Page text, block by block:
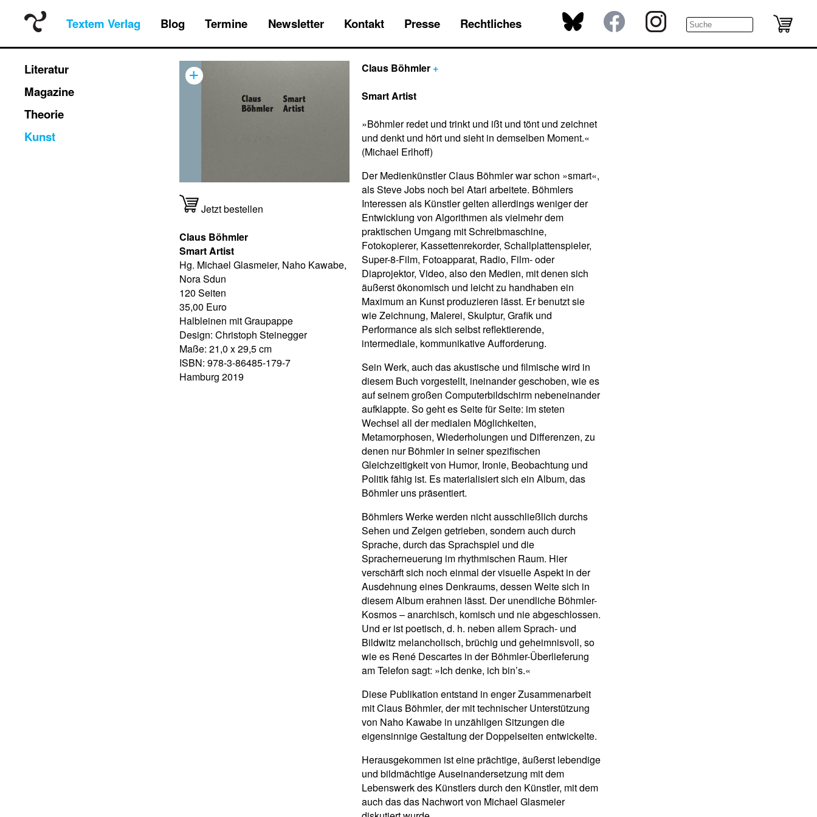
Textem Verlag Blog Termine Newsletter Kontakt Presse Rechtliches
Literatur
Magazine
Theorie
Kunst
+ Claus Böhmler +
Smart Artist
»Böhmler redet und trinkt und ißt und tönt und zeichnet
und denkt und hört und sieht in demselben Moment.«
(Michael Erlhoff)
Der Medienkünstler Claus Böhmler war schon »smart«,
als Steve Jobs noch bei Atari arbeitete. Böhmlers
Interessen als Künstler gelten allerdings weniger der
Entwicklung von Algorithmen als vielmehr dem
praktischen Umgang mit Schreibmaschine,
Fotokopierer, Kassettenrekorder, Schallplattenspieler,
Super-8-Film, Fotoapparat, Radio, Film- oder
Diaprojektor, Video, also den Medien, mit denen sich
äußerst ökonomisch und leicht zu handhaben ein
Maximum an Kunst produzieren lässt. Er benutzt sie
wie Zeichnung, Malerei, Skulptur, Grafik und
Performance als sich selbst reflektierende,
intermediale, kommunikative Aufforderung.
Sein Werk, auch das akustische und filmische wird in
diesem Buch vorgestellt, ineinander geschoben, wie es
auf seinem großen Computerbildschirm nebeneinander
aufklappte. So geht es Seite für Seite: im steten
Wechsel all der medialen Möglichkeiten,
Metamorphosen, Wiederholungen und Differenzen, zu
denen nur Böhmler in seiner spezifischen
Gleichzeitigkeit von Humor, Ironie, Beobachtung und
Politik fähig ist. Es materialisiert sich ein Album, das
Böhmler uns präsentiert.
Böhmlers Werke werden nicht ausschließlich durchs
Sehen und Zeigen getrieben, sondern auch durch
Sprache, durch das Sprachspiel und die
Spracherneuerung im rhythmischen Raum. Hier
verschärft sich noch einmal der visuelle Aspekt in der
Ausdehnung eines Denkraums, dessen Weite sich in
diesem Album erahnen lässt. Der unendliche Böhmler-
Kosmos – anarchisch, komisch und nie abgeschlossen.
Und er ist poetisch, d. h. neben allem Sprach- und
Bildwitz melancholisch, brüchig und geheimnisvoll, so
wie es René Descartes in der Böhmler-Überlieferung
am Telefon sagt: »Ich denke, ich bin’s.«
Diese Publikation entstand in enger Zusammenarbeit
mit Claus Böhmler, der mit technischer Unterstützung
von Naho Kawabe in unzähligen Sitzungen die
eigensinnige Gestaltung der Doppelseiten entwickelte.
Herausgekommen ist eine prächtige, äußerst lebendige
und bildmächtige Auseinandersetzung mit dem
Lebenswerk des Künstlers durch den Künstler, mit dem
auch das das Nachwort von Michael Glasmeier
Jetzt bestellen
Claus Böhmler
Smart Artist
Hg. Michael Glasmeier, Naho Kawabe,
Nora Sdun
120 Seiten
35,00 Euro
Halbleinen mit Graupappe
Design: Christoph Steinegger
Maße: 21,0 x 29,5 cm
ISBN: 978-3-86485-179-7
Hamburg 2019